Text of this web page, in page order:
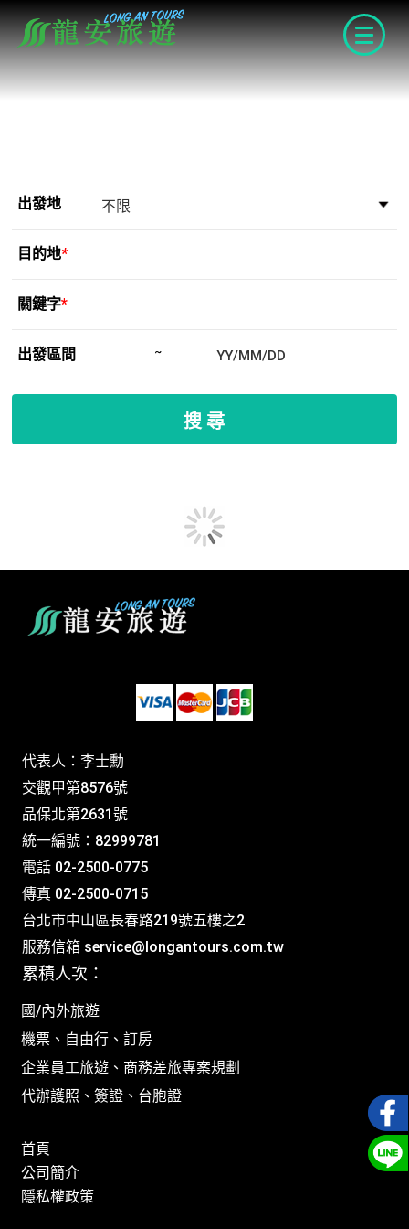
出發地
目的地*
關鍵字*
出發區間 ~
搜 尋
代表人：李士勳
交觀甲第8576號
品保北第2631號
統一編號：82999781
電話 02-2500-0775
傳真 02-2500-0715
台北市中山區長春路219號五樓之2
服務信箱 service@longantours.com.tw
累積人次：
國/內外旅遊
機票、自由行、訂房
企業員工旅遊、商務差旅專案規劃
代辦護照、簽證、台胞證
首頁
公司簡介
隱私權政策